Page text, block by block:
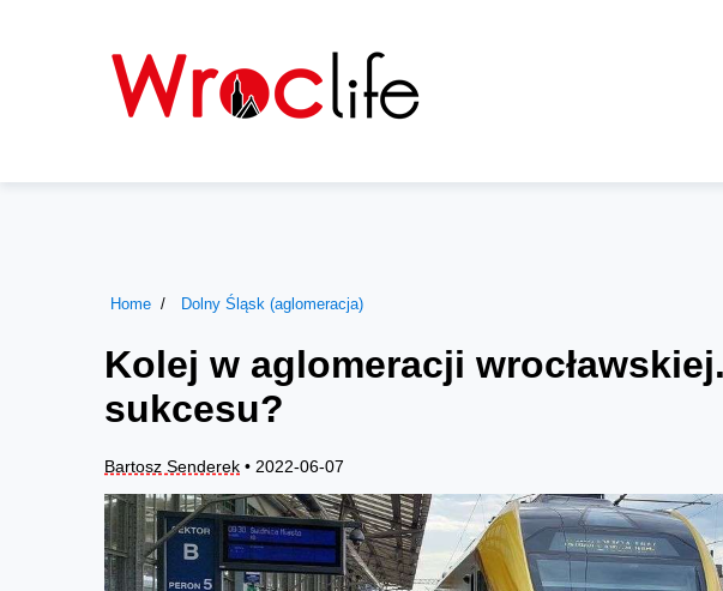
Home Dolny Śląsk (aglomeracja)
Kolej w aglomeracji
sukcesu?
Bartosz Senderek • 2022-06-07